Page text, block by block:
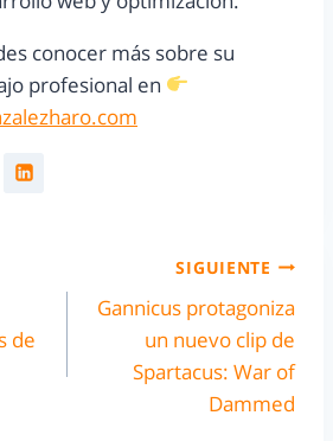
conocer más sobre su
profesional en
de
SIGUIENTE
Gannicus protagoniza
un nuevo clip de
Spartacus: War of
Dammed